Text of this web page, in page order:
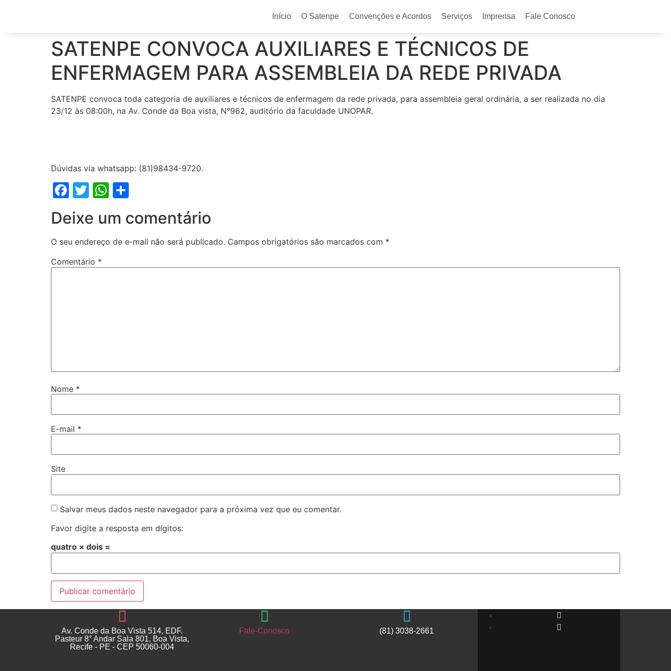
Início O Satenpe Convenções e Acordos Serviços Imprensa Fale Conosco
SATENPE CONVOCA AUXILIARES E TÉCNICOS DE
ENFERMAGEM PARA ASSEMBLEIA DA REDE PRIVADA
SATENPE convoca toda categoria de auxiliares e técnicos de enfermagem da rede privada, para assembleia geral ordinária, a ser realizada no dia
23/12 às 08:00h, na Av. Conde da Boa vista, N°962, auditório da faculdade UNOPAR.
Dúvidas via whatsapp: (81)98434-9720.
Facebook
TwitterWhatsApp
Deixe um comentário
O seu endereço de e-mail não será publicado. Campos obrigatórios são marcados com *
Comentário *
Nome *
E-mail *
Site
Salvar meus dados neste navegador para a próxima vez que eu comentar.
Favor digite a resposta em dígitos:
quatro × dois =
Av. Conde da Boa Vista 514, EDF.
Pasteur 8° Andar Sala 801, Boa Vista,
Recife - PE - CEP 50060-004
Fale-Conosco (81) 3038-2661